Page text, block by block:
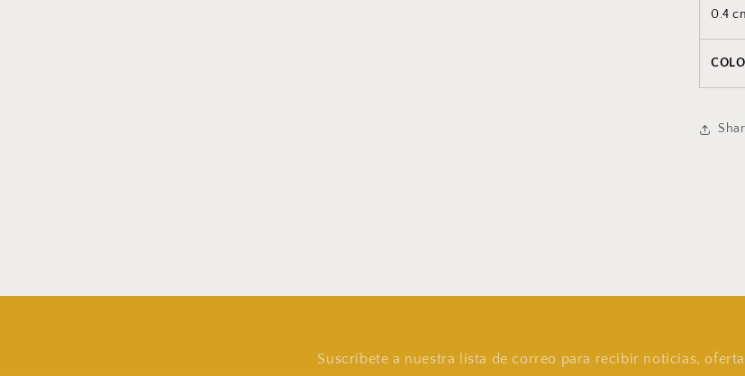
0.4
Suscríbete a nuestra lista de correo para recibir noticias,